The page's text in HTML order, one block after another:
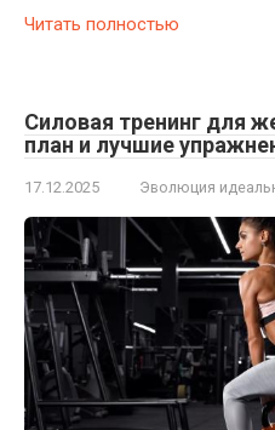
Читать полностью
Силовая тренинг для
план и лучшие
17.12.2025 Эволюция